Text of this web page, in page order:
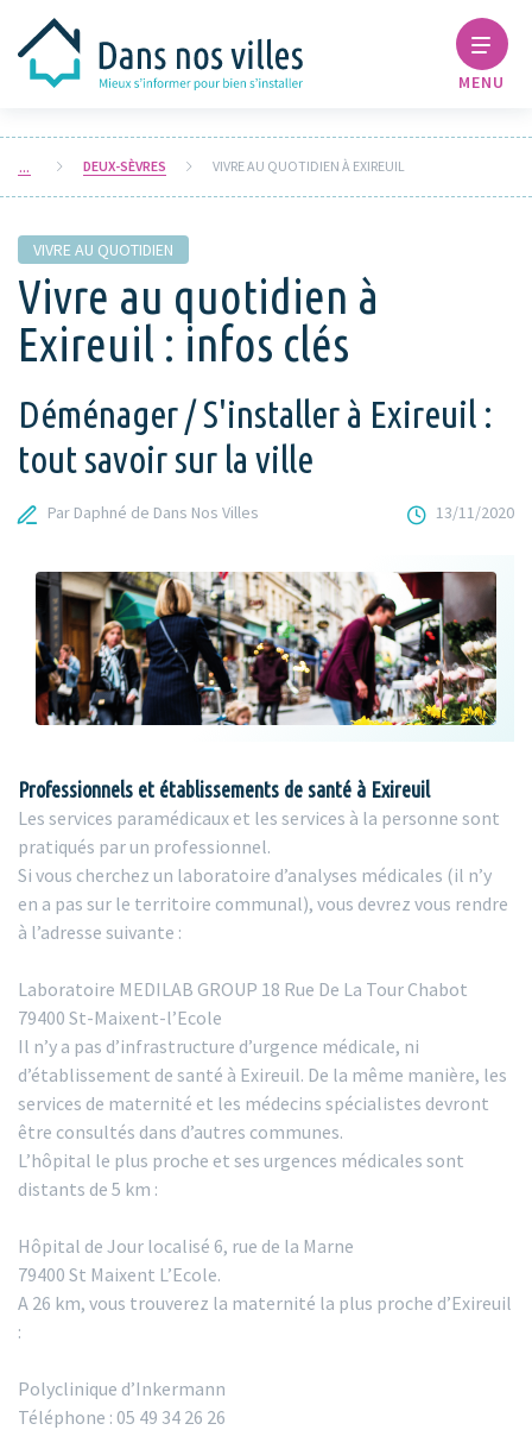
MENU
DEUX-SÈVRES VIVRE AU QUOTIDIEN À EXIREUIL
VIVRE AU QUOTIDIEN
Vivre au quotidien à
Exireuil : infos clés
Déménager / S'installer à Exireuil :
tout savoir sur la ville
Par Daphné de Dans Nos Villes 13/11/2020
Professionnels et établissements de santé à Exireuil
Les services paramédicaux et les services à la personne sont
pratiqués par un professionnel.
Si vous cherchez un laboratoire d’analyses médicales (il n’y
en a pas sur le territoire communal), vous devrez vous rendre
à l’adresse suivante :
Laboratoire MEDILAB GROUP 18 Rue De La Tour Chabot
79400 St-Maixent-l’Ecole
Il n’y a pas d’infrastructure d’urgence médicale, ni
d’établissement de santé à Exireuil. De la même manière, les
services de maternité et les médecins spécialistes devront
être consultés dans d’autres communes.
L’hôpital le plus proche et ses urgences médicales sont
distants de 5 km :
Hôpital de Jour localisé 6, rue de la Marne
79400 St Maixent L’Ecole.
A 26 km, vous trouverez la maternité la plus proche d’Exireuil
:
Polyclinique d’Inkermann
Téléphone : 05 49 34 26 26